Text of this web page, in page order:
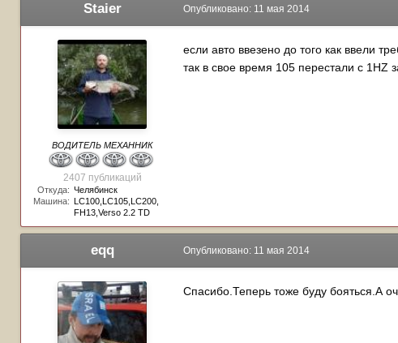
Staier
ВОДИТЕЛЬ МЕХАННИК
2407 публикаций
Откуда: Челябинск
Машина: LC100,LC105,LC200,
FH13,Verso 2.2 TD
Опубликовано: 11 мая 2014
если авто ввезено до того как ввели
так в свое время 105 перестали с 1HZ
eqq Опубликовано: 11 мая 2014
Спасибо.Теперь тоже буду бояться.А